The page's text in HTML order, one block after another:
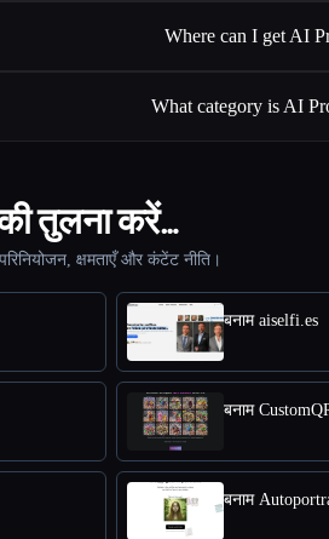
Where can I get AI
What category is AI
की तुलना करें…
क्षमताएँ और कंटेंट नीति।
बनाम aiselfi.es
बनाम
बनाम